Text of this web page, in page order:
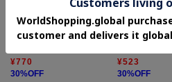
one'sterrace
¥770
30%OFF
one'sterrace
¥523
30%OFF